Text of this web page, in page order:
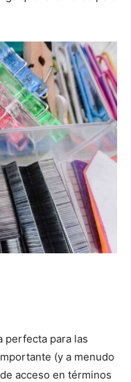
perfecta para las
(y a menudo
acceso en términos